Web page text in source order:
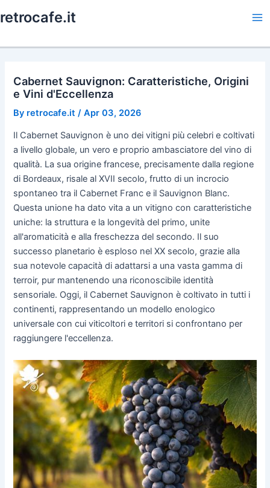
to
retrocafe.it
Cabernet Sauvignon: Caratteristiche, Origini
e Vini d'Eccellenza
By retrocafe.it /Apr 03, 2026
Il Cabernet Sauvignon è uno dei vitigni più celebri e coltivati
a livello globale, un vero e proprio ambasciatore del vino di
qualità. La sua origine francese, precisamente dalla regione
di Bordeaux, risale al XVII secolo, frutto di un incrocio
spontaneo tra il Cabernet Franc e il Sauvignon Blanc.
Questa unione ha dato vita a un vitigno con caratteristiche
uniche: la struttura e la longevità del primo, unite
all'aromaticità e alla freschezza del secondo. Il suo
successo planetario è esploso nel XX secolo, grazie alla
sua notevole capacità di adattarsi a una vasta gamma di
terroir, pur mantenendo una riconoscibile identità
sensoriale. Oggi, il Cabernet Sauvignon è coltivato in tutti i
continenti, rappresentando un modello enologico
universale con cui viticoltori e territori si confrontano per
raggiungere l'eccellenza.